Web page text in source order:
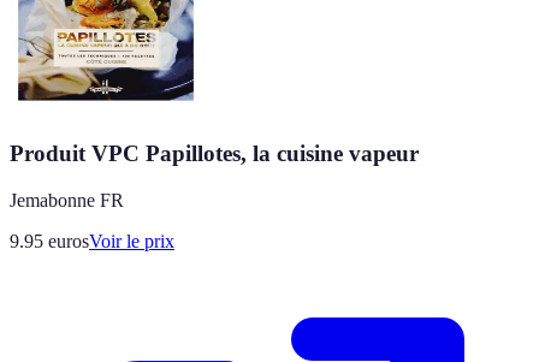
Produit VPC Papillotes, la cuisine vapeur
Jemabonne FR
9.95 eurosVoir le prix